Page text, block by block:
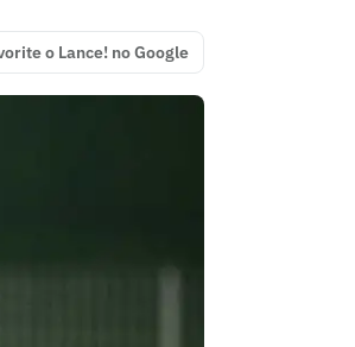
o Lance! no Google